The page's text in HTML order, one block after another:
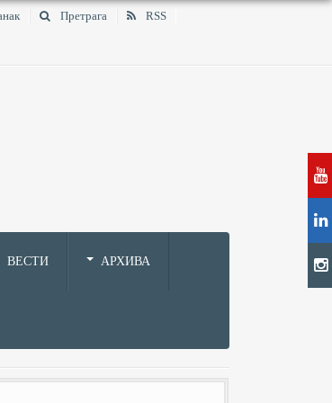
Претрага
RSS
ВЕСТИ АРХИВА